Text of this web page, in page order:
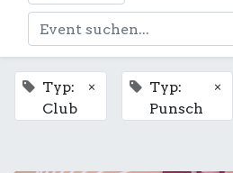
Typ:
Club
×
Typ:
Punsch
×